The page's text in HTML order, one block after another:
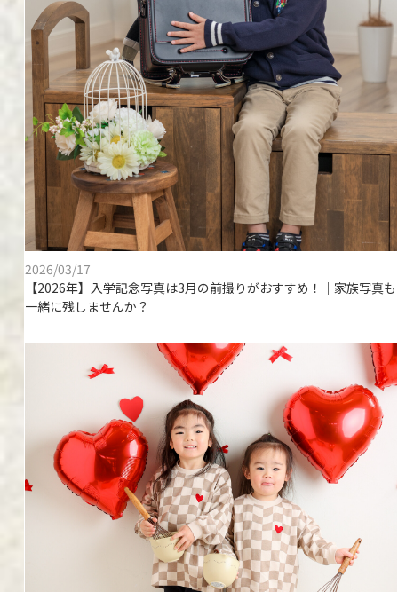
2026/03/17
【2026年】入学記念写真は3月の前撮りがおすすめ！｜家族写真も
一緒に残しませんか？